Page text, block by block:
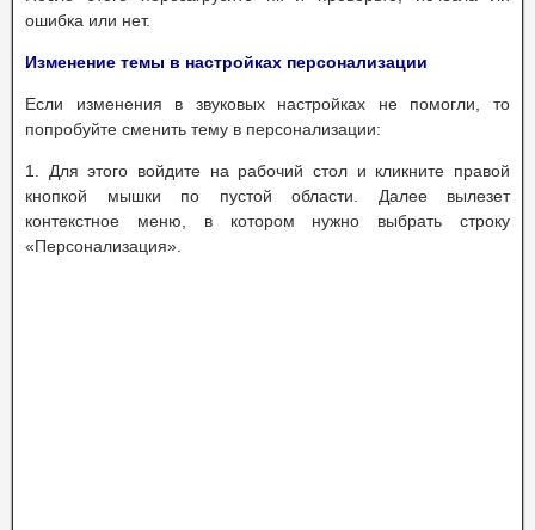
ошибка или нет.
Изменение темы в настройках персонализации
Если изменения в звуковых настройках не помогли, то
попробуйте сменить тему в персонализации:
1. Для этого войдите на рабочий стол и кликните правой
кнопкой мышки по пустой области. Далее вылезет
контекстное меню, в котором нужно выбрать строку
«Персонализация».